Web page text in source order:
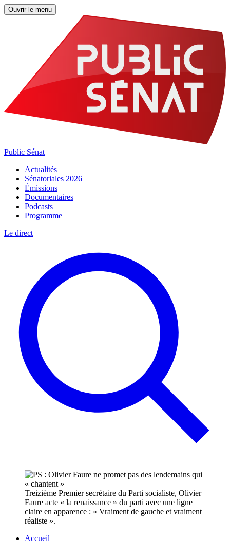
Ouvrir le menu
Public Sénat
Actualités
Sénatoriales 2026
Émissions
Documentaires
Podcasts
Programme
Le direct
Treizième Premier secrétaire du Parti socialiste, Olivier
Faure acte « la renaissance » du parti avec une ligne
claire en apparence : « Vraiment de gauche et vraiment
réaliste ».
Accueil